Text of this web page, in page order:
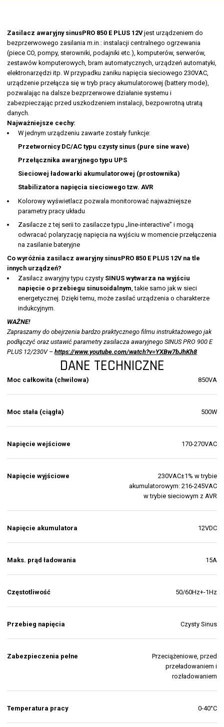
Zasilacz awaryjny sinusPRO 850 E PLUS 12Vjest urządzeniem do
bezprzerwowego zasilania m.in.: instalacji centralnego ogrzewania
(piece CO, pompy, sterowniki, podajniki etc.), komputerów, serwerów,
zestawów komputerowych, bram automatycznych, urządzeń automatyki,
elektronarzędzi itp. W przypadku zaniku napięcia sieciowego 230VAC,
urządzenie przełącza się w tryb pracy akumulatorowej (battery mode),
pozwalając na dalsze bezprzerwowe działanie systemu i
zabezpieczając przed uszkodzeniem instalacji, bezpowrotną utratą
danych.
Najważniejsze cechy:
W jednym urządzeniu zawarte zostały funkcje:
Przetwornicy DC/AC typu czysty sinus (pure sine wave)
Przełącznika awaryjnego typu UPS
Sieciowej ładowarki akumulatorowej (prostownika)
Stabilizatora napięcia sieciowego tzw. AVR
Kolorowy wyświetlacz pozwala monitorować najważniejsze
parametry pracy układu
Zasilacze z tej serii to zasilacze typu „line-interactive” i mogą
odwracać polaryzację napięcia na wyjściu w momencie przełączenia
na zasilanie bateryjne
Co wyróżnia zasilacz awaryjny sinusPRO 850 E PLUS 12V na tle
innych urządzeń?
Zasilacz awaryjny typu czysty SINUS wytwarza na wyjściu
napięcie o przebiegu sinusoidalnym , takie samo jak w sieci
energetycznej. Dzięki temu, może zasilać urządzenia o charakterze
indukcyjnym.
WAŻNE!
Zapraszamy do obejrzenia bardzo praktycznego filmu instruktażowego jak
podłączyć oraz ustawić parametry zasilacza awaryjnego SINUS PRO 900 E
PLUS 12/230V –https://www.youtube.com/watch?v=YXBw7bJhKh8
DANE TECHNICZNE
Moc całkowita (chwilowa) 850VA
Moc stała (ciągła) 500W
Napięcie wejściowe 170-270VAC
Napięcie wyjściowe
230VAC±1% w trybie
akumulatorowym: 216-245VAC
w trybie sieciowym z AVR
Napięcie akumulatora 12VDC
Maks. prąd ładowania 15A
Częstotliwość 50/60Hz+-1Hz
Przebieg napięcia Czysty Sinus
Zabezpieczenia pełne
Przeciążeniowe, przed
przeładowaniem i
rozładowaniem
Temperatura pracy 0-40°C